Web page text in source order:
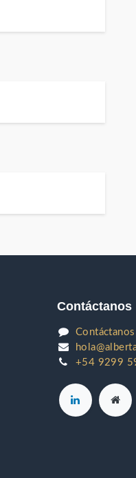
Contáctanos
Contáctanos
+54 9299